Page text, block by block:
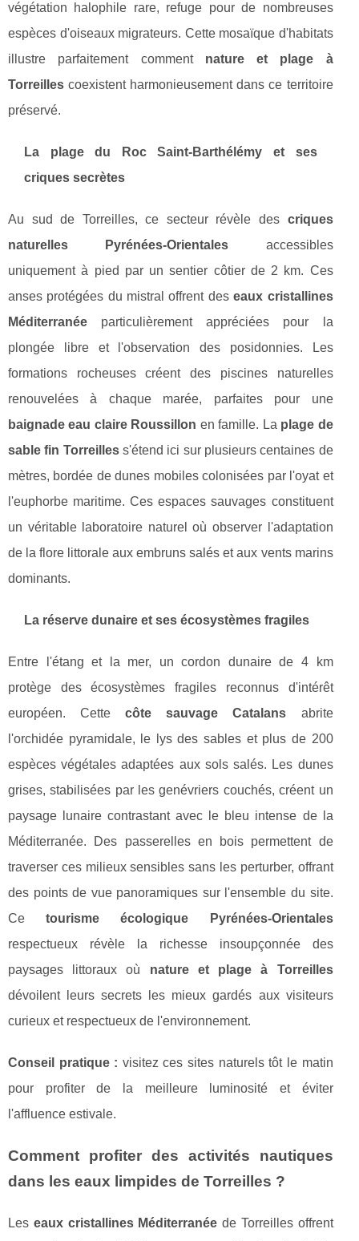
végétation halophile rare, refuge pour de nombreuses
espèces d'oiseaux migrateurs. Cette mosaïque d'habitats
illustre parfaitement comment nature et plage à
Torreilles coexistent harmonieusement dans ce territoire
préservé.
La plage du Roc Saint-Barthélémy et ses
criques secrètes
Au sud de Torreilles, ce secteur révèle des criques
naturelles Pyrénées-Orientales accessibles
uniquement à pied par un sentier côtier de 2 km. Ces
anses protégées du mistral offrent deseaux cristallines
Méditerranée particulièrement appréciées pour la
plongée libre et l'observation des posidonnies. Les
formations rocheuses créent des piscines naturelles
renouvelées à chaque marée, parfaites pour une
baignade eau claire Roussillon en famille. La plage de
sable fin Torreilless'étend ici sur plusieurs centaines de
mètres, bordée de dunes mobiles colonisées par l'oyat et
l'euphorbe maritime. Ces espaces sauvages constituent
un véritable laboratoire naturel où observer l'adaptation
de la flore littorale aux embruns salés et aux vents marins
dominants.
La réserve dunaire et ses écosystèmes fragiles
Entre l'étang et la mer, un cordon dunaire de 4 km
protège des écosystèmes fragiles reconnus d'intérêt
européen. Cettecôte sauvage Catalans abrite
l'orchidée pyramidale, le lys des sables et plus de 200
espèces végétales adaptées aux sols salés. Les dunes
grises, stabilisées par les genévriers couchés, créent un
paysage lunaire contrastant avec le bleu intense de la
Méditerranée. Des passerelles en bois permettent de
traverser ces milieux sensibles sans les perturber, offrant
des points de vue panoramiques sur l'ensemble du site.
Cetourisme écologique Pyrénées-Orientales
respectueux révèle la richesse insoupçonnée des
paysages littoraux où nature et plage à Torreilles
dévoilent leurs secrets les mieux gardés aux visiteurs
curieux et respectueux de l'environnement.
Conseil pratique : visitez ces sites naturels tôt le matin
pour profiter de la meilleure luminosité et éviter
l'affluence estivale.
Comment profiter des activités nautiques
dans les eaux limpides de Torreilles ?
Les eaux cristallines Méditerranée de Torreilles offrent